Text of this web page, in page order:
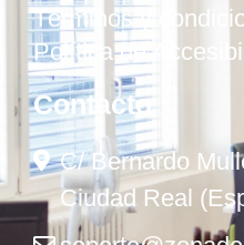
Términos y
Política de
Contacto
C/ Bernardo
Ciudad Real